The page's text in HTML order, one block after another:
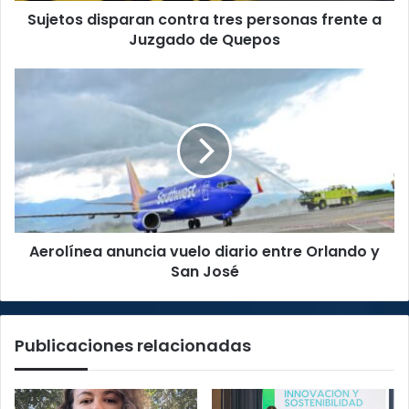
Quepos
Sujetos disparan contra tres personas frente a
Juzgado de Quepos
Orlando
y
San
José
Aerolínea anuncia vuelo diario entre Orlando y
San José
Publicaciones relacionadas